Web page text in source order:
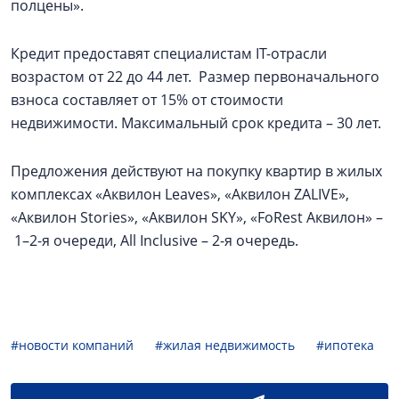
полцены».
Кредит предоставят специалистам IT-отрасли
возрастом от 22 до 44 лет. Размер первоначального
взноса составляет от 15% от стоимости
недвижимости. Максимальный срок кредита – 30 лет.
Предложения действуют на покупку квартир в жилых
комплексах «Аквилон Leaves», «Аквилон ZALIVE»,
«Аквилон Stories», «Аквилон SKY», «FoRest Аквилон» –
1–2-я очереди, All Inclusive – 2-я очередь.
#новости компаний #жилая недвижимость #ипотека